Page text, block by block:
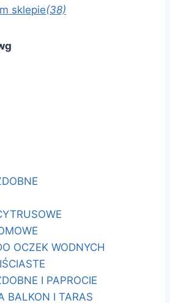
sklepie(38)
OCZEK WODNYCH
I PAPROCIE
BALKON I TARAS